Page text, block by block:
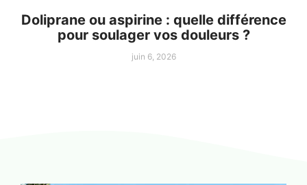
Doliprane ou aspirine : quelle différence
pour soulager vos douleurs ?
juin 6, 2026